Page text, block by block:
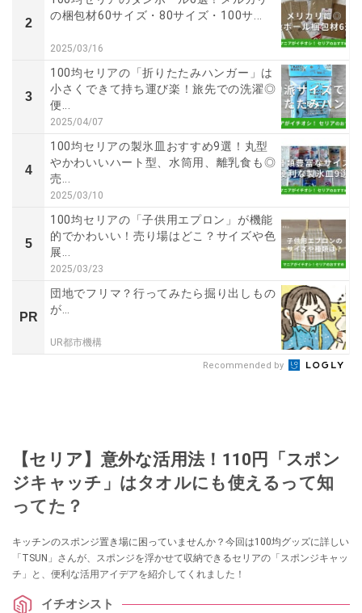
2
の梱包材60サイズ・80サイズ・100サ...
2025/03/16
3
100均セリアの「折りたたみハンガー」は
小さくできて持ち運び楽！旅先での洗濯◎
便...
2025/04/07
4
100均セリアの製氷皿おすすめ9選！丸型
やかわいいハート型、水筒用、離乳食も◎
売...
2025/03/10
5
100均セリアの「子供用エプロン」が機能
的でかわいい！売り場はどこ？サイズや色
展...
2025/03/23
PR
団地でフリマ？行ってみたら掘り出しもの
が…
UR都市機構
Recommended by
【セリア】意外な活用法！110円「スポン
ジキャッチ」はタオルにも使えるって知
ってた？
キッチンのスポンジ置き場に困っていませんか？今回は100均グッズに詳しい
「TSUN」さんが、スポンジを浮かせて収納できるセリアの「スポンジキャッ
チ」と、便利な活用アイデアを紹介してくれました！
イチオシスト